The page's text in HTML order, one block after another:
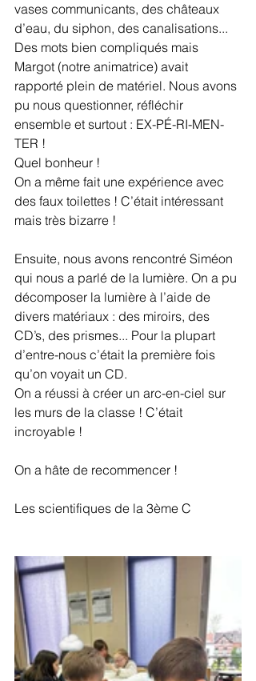
vases communicants, des châteaux
d’eau, du siphon, des canalisations...
Des mots bien compliqués mais
Margot (notre animatrice) avait
rapporté plein de matériel. Nous avons
pu nous questionner, réfléchir
ensemble et surtout : EX-PÉ-RI-MEN-
TER !
Quel bonheur !
On a même fait une expérience avec
des faux toilettes ! C’était intéressant
mais très bizarre !
Ensuite, nous avons rencontré Siméon
qui nous a parlé de la lumière. On a pu
décomposer la lumière à l’aide de
divers matériaux : des miroirs, des
CD’s, des prismes... Pour la plupart
d’entre-nous c’était la première fois
qu’on voyait un CD.
On a réussi à créer un arc-en-ciel sur
les murs de la classe ! C’était
incroyable !
On a hâte de recommencer !
Les scientifiques de la 3ème C